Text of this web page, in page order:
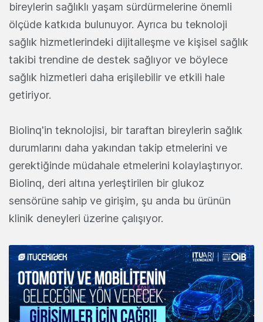
bireylerin sağlıklı yaşam sürdürmelerine önemli
ölçüde katkıda bulunuyor. Ayrıca bu teknoloji
sağlık hizmetlerindeki dijitalleşme ve kişisel sağlık
takibi trendine de destek sağlıyor ve böylece
sağlık hizmetleri daha erişilebilir ve etkili hale
getiriyor.
Biolinq'in teknolojisi, bir taraftan bireylerin sağlık
durumlarını daha yakından takip etmelerini ve
gerektiğinde müdahale etmelerini kolaylaştırıyor.
Biolinq, deri altına yerleştirilen bir glukoz
sensörüne sahip ve girişim, şu anda bu ürünün
klinik deneyleri üzerine çalışıyor.